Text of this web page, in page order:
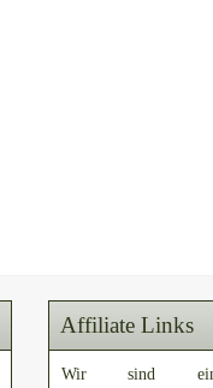
Affiliate Links
Wir sind ein